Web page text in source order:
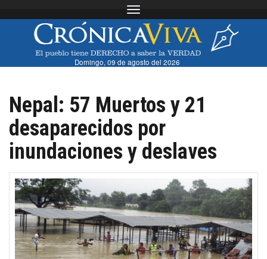
Toggle navigation
Domingo, 09 de agosto del 2026
Nepal: 57 Muertos y 21
desaparecidos por
inundaciones y deslaves